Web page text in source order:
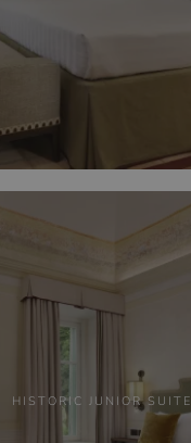
HISTORIC JUNIOR SUITE